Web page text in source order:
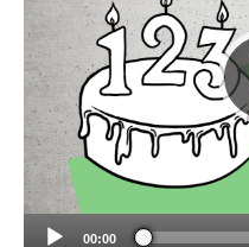
Inhalte in
Leichte Sprache
Mein
00:00